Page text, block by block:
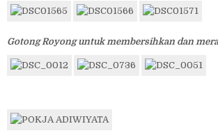
Gotong Royong untuk membersihkan dan